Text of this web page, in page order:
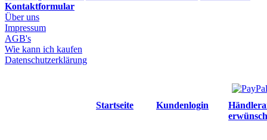
Kontaktformular
Über uns
Impressum
AGB's
Wie kann ich kaufen
Datenschutzerklärung
Startseite Kundenlogin